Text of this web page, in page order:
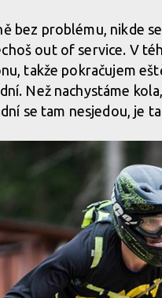
bez problému, nikde
out of service. V
takže pokračujem
Než nachystáme
se tam nesjedou, je